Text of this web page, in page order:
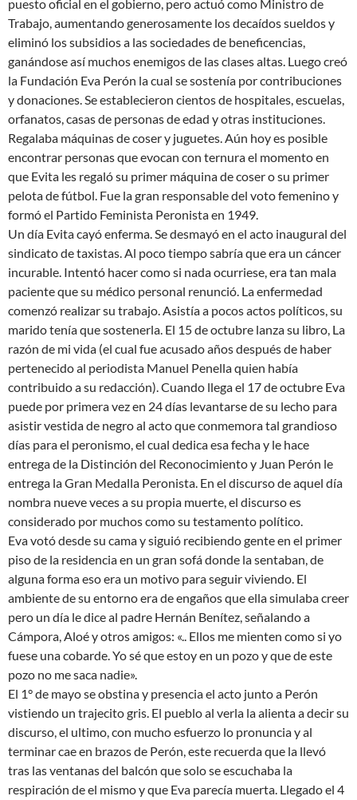
puesto oficial en el gobierno, pero actuó como Ministro de
Trabajo, aumentando generosamente los decaídos sueldos y
eliminó los subsidios a las sociedades de beneficencias,
ganándose así muchos enemigos de las clases altas. Luego creó
la Fundación Eva Perón la cual se sostenía por contribuciones
y donaciones. Se establecieron cientos de hospitales, escuelas,
orfanatos, casas de personas de edad y otras instituciones.
Regalaba máquinas de coser y juguetes. Aún hoy es posible
encontrar personas que evocan con ternura el momento en
que Evita les regaló su primer máquina de coser o su primer
pelota de fútbol. Fue la gran responsable del voto femenino y
formó el Partido Feminista Peronista en 1949.
Un día Evita cayó enferma. Se desmayó en el acto inaugural del
sindicato de taxistas. Al poco tiempo sabría que era un cáncer
incurable. Intentó hacer como si nada ocurriese, era tan mala
paciente que su médico personal renunció. La enfermedad
comenzó realizar su trabajo. Asistía a pocos actos políticos, su
marido tenía que sostenerla. El 15 de octubre lanza su libro, La
razón de mi vida (el cual fue acusado años después de haber
pertenecido al periodista Manuel Penella quien había
contribuido a su redacción). Cuando llega el 17 de octubre Eva
puede por primera vez en 24 días levantarse de su lecho para
asistir vestida de negro al acto que conmemora tal grandioso
días para el peronismo, el cual dedica esa fecha y le hace
entrega de la Distinción del Reconocimiento y Juan Perón le
entrega la Gran Medalla Peronista. En el discurso de aquel día
nombra nueve veces a su propia muerte, el discurso es
considerado por muchos como su testamento político.
Eva votó desde su cama y siguió recibiendo gente en el primer
piso de la residencia en un gran sofá donde la sentaban, de
alguna forma eso era un motivo para seguir viviendo. El
ambiente de su entorno era de engaños que ella simulaba creer
pero un día le dice al padre Hernán Benítez, señalando a
Cámpora, Aloé y otros amigos: «.. Ellos me mienten como si yo
fuese una cobarde. Yo sé que estoy en un pozo y que de este
pozo no me saca nadie».
El 1° de mayo se obstina y presencia el acto junto a Perón
vistiendo un trajecito gris. El pueblo al verla la alienta a decir su
discurso, el ultimo, con mucho esfuerzo lo pronuncia y al
terminar cae en brazos de Perón, este recuerda que la llevó
tras las ventanas del balcón que solo se escuchaba la
respiración de el mismo y que Eva parecía muerta. Llegado el 4